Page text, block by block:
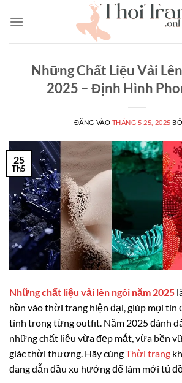
qua
Những Chất Liệu Vải
2025 – Định Hình
ĐĂNG VÀO THÁNG 5 25, 2025
25
Th5
Những chất liệu vải lên ngôi năm 2025
hồn vào thời trang hiện đại, giúp mọi tín
tính trong từng outfit. Năm 2025 đánh
những chất liệu vừa đẹp mắt, vừa bền
giác thời thượng. Hãy cùngThời trang
đang dẫn đầu xu hướng để làm mới tủ